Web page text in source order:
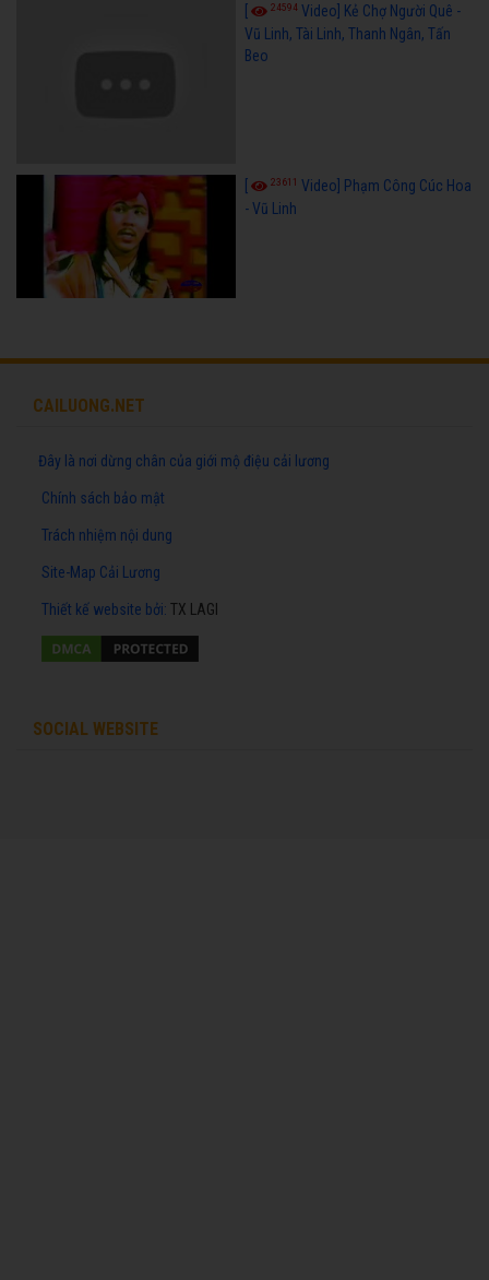
24594 Video] Kẻ Chợ Người Quê -
Vũ Linh, Tài Linh, Thanh Ngân, Tấn
Beo
23611
Video] Phạm Công Cúc Hoa
- Vũ Linh
CAILUONG.NET
Đây là nơi dừng chân của giới mộ điệu cải lương
Chính sách bảo mật
Trách nhiệm nội dung
Site-Map Cải Lương
Thiết kế website bởi: TX LAGI
SOCIAL WEBSITE